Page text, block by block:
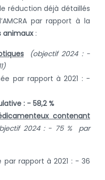
réduction déjà détaillés
par rapport à la
animaux :
(objectif 2024 : -
par rapport à 2021 : -
: - 58,2 %
contenant
2024 : - 75 % par
par rapport à 2021 : - 36